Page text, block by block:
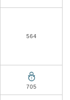
564
705